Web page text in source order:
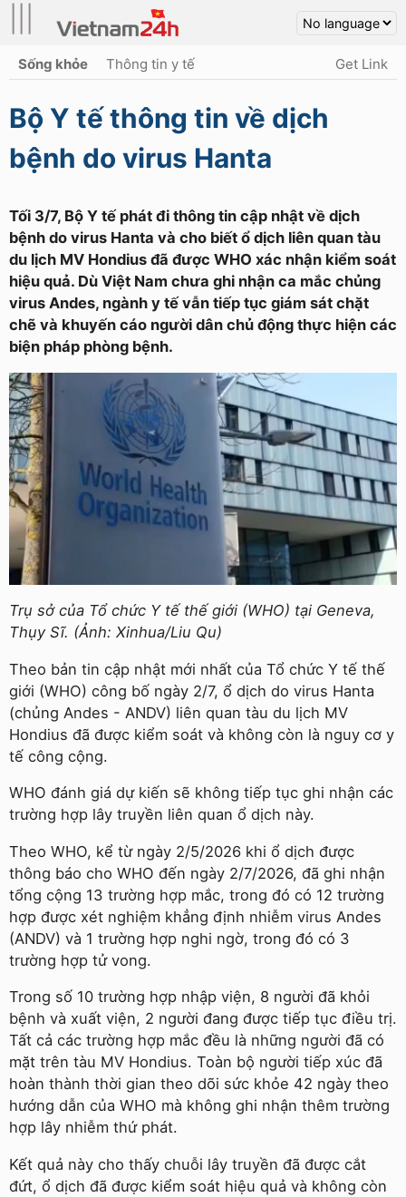
Sống khỏe Thông tin y tế Get Link
Bộ Y tế thông tin về dịch
bệnh do virus Hanta
Tối 3/7, Bộ Y tế phát đi thông tin cập nhật về dịch
bệnh do virus Hanta và cho biết ổ dịch liên quan tàu
du lịch MV Hondius đã được WHO xác nhận kiểm soát
hiệu quả. Dù Việt Nam chưa ghi nhận ca mắc chủng
virus Andes, ngành y tế vẫn tiếp tục giám sát chặt
chẽ và khuyến cáo người dân chủ động thực hiện các
biện pháp phòng bệnh.
Trụ sở của Tổ chức Y tế thế giới (WHO) tại Geneva,
Thụy Sĩ. (Ảnh: Xinhua/Liu Qu)
Theo bản tin cập nhật mới nhất của Tổ chức Y tế thế
giới (WHO) công bố ngày 2/7, ổ dịch do virus Hanta
(chủng Andes - ANDV) liên quan tàu du lịch MV
Hondius đã được kiểm soát và không còn là nguy cơ y
tế công cộng.
WHO đánh giá dự kiến sẽ không tiếp tục ghi nhận các
trường hợp lây truyền liên quan ổ dịch này.
Theo WHO, kể từ ngày 2/5/2026 khi ổ dịch được
thông báo cho WHO đến ngày 2/7/2026, đã ghi nhận
tổng cộng 13 trường hợp mắc, trong đó có 12 trường
hợp được xét nghiệm khẳng định nhiễm virus Andes
(ANDV) và 1 trường hợp nghi ngờ, trong đó có 3
trường hợp tử vong.
Trong số 10 trường hợp nhập viện, 8 người đã khỏi
bệnh và xuất viện, 2 người đang được tiếp tục điều trị.
Tất cả các trường hợp mắc đều là những người đã có
mặt trên tàu MV Hondius. Toàn bộ người tiếp xúc đã
hoàn thành thời gian theo dõi sức khỏe 42 ngày theo
hướng dẫn của WHO mà không ghi nhận thêm trường
hợp lây nhiễm thứ phát.
Kết quả này cho thấy chuỗi lây truyền đã được cắt
đứt, ổ dịch đã được kiểm soát hiệu quả và không còn